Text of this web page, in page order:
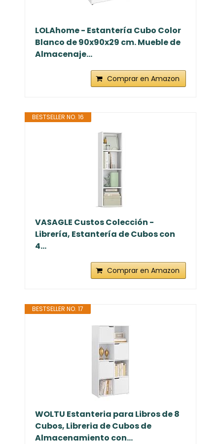
LOLAhome - Estantería Cubo Color
Blanco de 90x90x29 cm. Mueble de
Almacenaje...
Comprar en Amazon
BESTSELLER NO. 16
VASAGLE Custos Colección -
Librería, Estantería de Cubos con
4...
Comprar en Amazon
BESTSELLER NO. 17
WOLTU Estanteria para Libros de 8
Cubos, Libreria de Cubos de
Almacenamiento con...